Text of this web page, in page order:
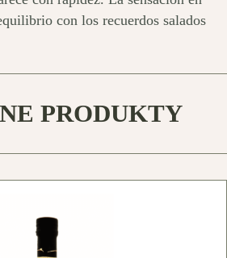
con los recuerdos salados
PRODUKTY